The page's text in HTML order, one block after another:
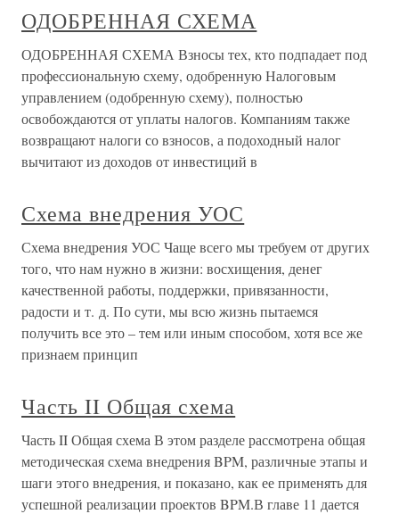
ОДОБРЕННАЯ СХЕМА
ОДОБРЕННАЯ СХЕМА Взносы тех, кто подпадает под
профессиональную схему, одобренную Налоговым
управлением (одобренную схему), полностью
освобождаются от уплаты налогов. Компаниям также
возвращают налоги со взносов, а подоходный налог
вычитают из доходов от инвестиций в
Схема внедрения УОС
Схема внедрения УОС Чаще всего мы требуем от других
того, что нам нужно в жизни: восхищения, денег
качественной работы, поддержки, привязанности,
радости и т. д. По сути, мы всю жизнь пытаемся
получить все это – тем или иным способом, хотя все же
признаем принцип
Часть II Общая схема
Часть II Общая схема В этом разделе рассмотрена общая
методическая схема внедрения BPM, различные этапы и
шаги этого внедрения, и показано, как ее применять для
успешной реализации проектов BPM.В главе 11 дается